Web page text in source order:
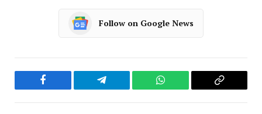
Follow on Google News
Facebook Telegram WhatsApp
Copy